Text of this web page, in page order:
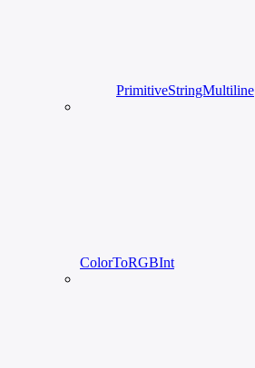
PrimitiveStringMultiline
ColorToRGBInt